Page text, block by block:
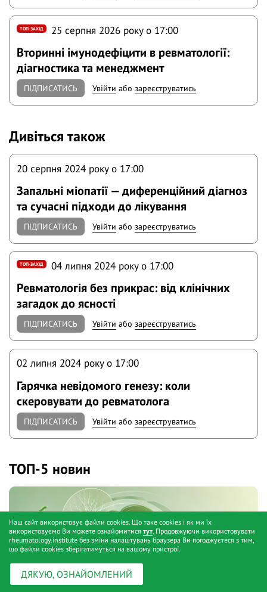
ТОП-ЗАХІД 25 серпня 2026 року o 17:00
Вторинні імунодефіцити в ревматології:
діагностика та менеджмент
ПІДПИСАТИСЬ Увійти абозареєструватись
Дивіться також
20 серпня 2024 року o 17:00
Запальні міопатії — диференційний діагноз
та сучасні підходи до лікування
ПІДПИСАТИСЬ Увійти абозареєструватись
ТОП-ЗАХІД 04 липня 2024 року o 17:00
Ревматологія без прикрас: від клінічних
загадок до ясності
ПІДПИСАТИСЬ Увійти абозареєструватись
02 липня 2024 року o 17:00
Гарячка невідомого генезу: коли
скеровувати до ревматолога
ПІДПИСАТИСЬ Увійти абозареєструватись
ТОП-5 новин
Наш сайт використовує файли cookies. Що таке cookies і як ми їх
використовуємо Ви можете ознайомитися тут. Продовжуючи використовувати
rheumatology.institute без зміни налаштувань браузера Ви погоджуєтеся з тим,
що файли cookies зберігатимуться на вашому пристрої.
ДЯКУЮ, ОЗНАЙОМЛЕНИЙ